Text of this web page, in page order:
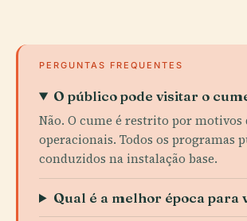
PERGUNTAS FREQUENTES
O público pode visitar o
Não. O cume é restrito por motivos
operacionais. Todos os programas
conduzidos na instalação base.
Qual é a melhor época para